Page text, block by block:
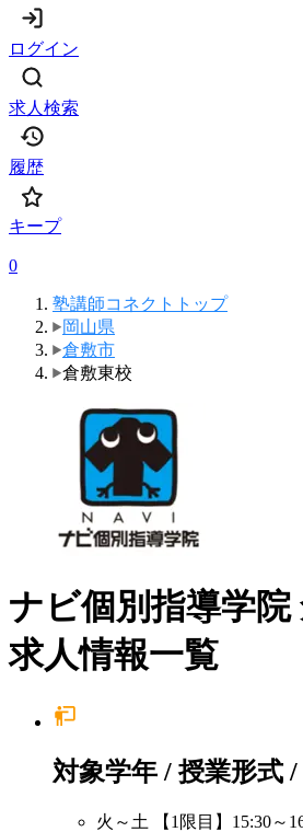
ログイン
求人検索
履歴
キープ
0
塾講師コネクトトップ
岡山県
倉敷市
倉敷東校
ナビ個別指導学院
求人情報一覧
対象学年 / 授業形式 /
火～土 【1限目】15:30～